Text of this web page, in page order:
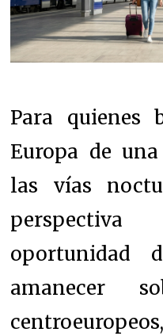
Para quienes
Europa de
las vías
oportunidad
amanecer